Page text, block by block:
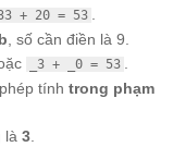
+ 20 = 53 .
, số cần điền là 9.
_3 + _0 = 53 .
tính trong phạm
là 3.